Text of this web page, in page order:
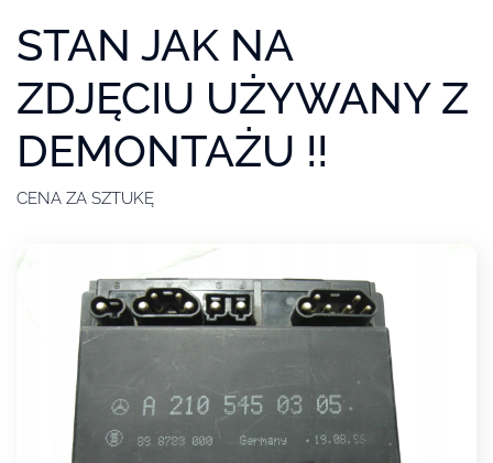
STAN JAK NA
ZDJĘCIU UŻYWANY Z
DEMONTAŻU !!
CENA ZA SZTUKĘ